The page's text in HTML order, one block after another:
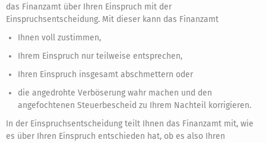
das Finanzamt über Ihren Einspruch mit der
Einspruchsentscheidung. Mit dieser kann das Finanzamt
Ihnen voll zustimmen,
Ihrem Einspruch nur teilweise entsprechen,
Ihren Einspruch insgesamt abschmettern oder
die angedrohte Verböserung wahr machen und den
angefochtenen Steuerbescheid zu Ihrem Nachteil korrigieren.
In der Einspruchsentscheidung teilt Ihnen das Finanzamt mit, wie
es über Ihren Einspruch entschieden hat, ob es also Ihren